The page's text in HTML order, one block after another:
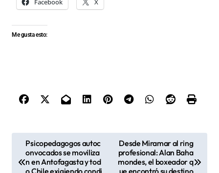
Facebook X
Me gusta esto:
Psicopedagogos autoc
onvocados se moviliza
n en Antofagasta y tod
Desde Miramar al ring
profesional: Alan Baha
mondes, el boxeador q